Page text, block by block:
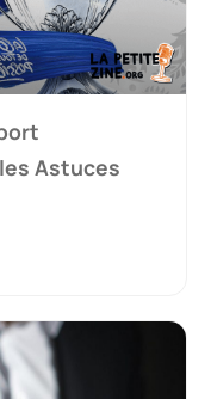
Astuces